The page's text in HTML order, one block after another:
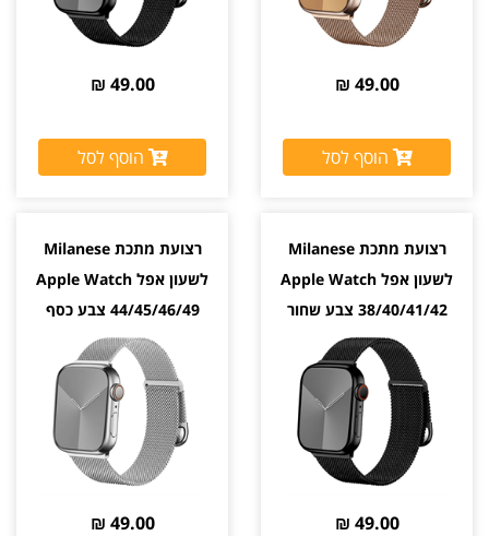
49.00 ₪
הוסף לסל
49.00 ₪
הוסף לסל
רצועת מתכת Milanese
לשעון אפל Apple Watch
38/40/41/42 צבע שחור
Black
49.00 ₪
רצועת מתכת Milanese
לשעון אפל Apple Watch
44/45/46/49 צבע כסף
Silver
49.00 ₪